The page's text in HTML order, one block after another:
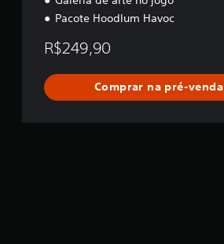
Pacote Hoodlum Havoc
R$249,90
Comprar na pré-venda